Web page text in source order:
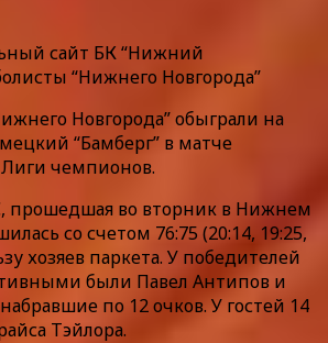
сайт БК “Нижний
“Нижнего Новгорода”
Новгорода” обыграли на
“Бамберг” в матче
Лиги чемпионов.
прошедшая во вторник в Нижнем
со счетом 76:75 (20:14, 19:25,
хозяев паркета. У победителей
были Павел Антипов и
по 12 очков. У гостей 14
Тэйлора.